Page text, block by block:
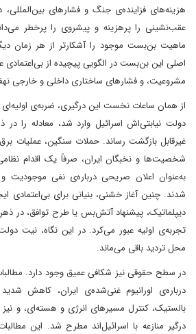
هزینه‌های فزاینده‌ی جنگ و فشارهای بین‌المللی،
عقب‌نشینی را پرهزینه و پیشروی را پرخطر
ماهیت بن‌بست موجود را آشکارتر از هر زمان
اصلی این بن‌بست در الگویی پیچیده از بی‌اعتمادی
مشروعیت، و فشارهای ساختاری داخلی و خارجی
از همان ساعات نخست این درگیری، ضربه‌ی
دولت نیابتی‌اش اسرائیل وارد شد، معادله را
غیرقابل بازگشت رساند. حملات سنگین، عملیات
شخصیت‌ها و نخبگان ایران، صرفاً یک اقدام
به‌عنوان اعلان صریحی درباره‌ی نفی موجودیت
شدند. چنین آغاز خشنی، بنیانی برای بی‌اعتمادی
دیپلماتیک، پیشنهاد آتش‌بس یا طرح توافق، در
تجربه‌ی اولیه عبور می‌کرد. در این نگاه، نیت
محل تردید باقی می‌ماند.
در سطح حقوقی نیز شکافی عمیق وجود دارد.
درباره‌ی اورانیوم غنی‌شده‌ی ایران، کاهش
بالستیک، کنترل مسیرهای انرژی و هسته‌ای، و
درگیر منازعه با اسرائیل‌اند مطرح شد. این